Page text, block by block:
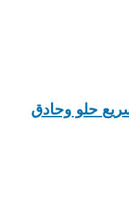
حلو وحادق